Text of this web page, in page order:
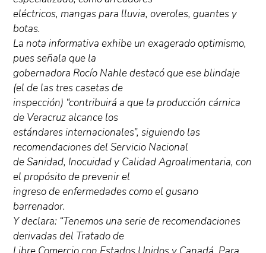
eléctricos, mangas para lluvia, overoles, guantes y
botas.
La nota informativa exhibe un exagerado optimismo,
pues señala que la
gobernadora Rocío Nahle destacó que ese blindaje
(el de las tres casetas de
inspección) “contribuirá a que la producción cárnica
de Veracruz alcance los
estándares internacionales”, siguiendo las
recomendaciones del Servicio Nacional
de Sanidad, Inocuidad y Calidad Agroalimentaria, con
el propósito de prevenir el
ingreso de enfermedades como el gusano
barrenador.
Y declara: “Tenemos una serie de recomendaciones
derivadas del Tratado de